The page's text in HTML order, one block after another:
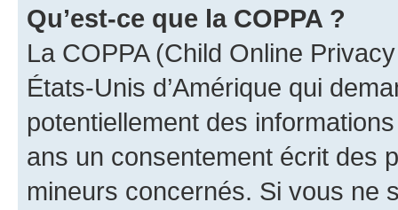
Qu’est-ce que la COPPA ?
La COPPA (Child Online
États-Unis d’Amérique qui
potentiellement des
ans un consentement écrit des
mineurs concernés. Si vous ne